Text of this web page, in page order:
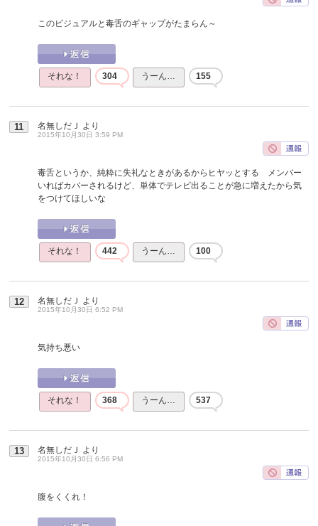
このビジュアルと毒舌のギャップがたまらん～
それな！ 304 うーん… 155
11 名無しだＪ より
2015年10月30日 3:59 PM
毒舌というか、純粋に失礼なときがあるからヒヤッとする メンバー
いればカバーされるけど、単体でテレビ出ることが急に増えたから気
をつけてほしいな
それな！ 442 うーん… 100
12 名無しだＪ より
2015年10月30日 6:52 PM
気持ち悪い
それな！ 368 うーん… 537
13 名無しだＪ より
2015年10月30日 6:56 PM
腹をくくれ！